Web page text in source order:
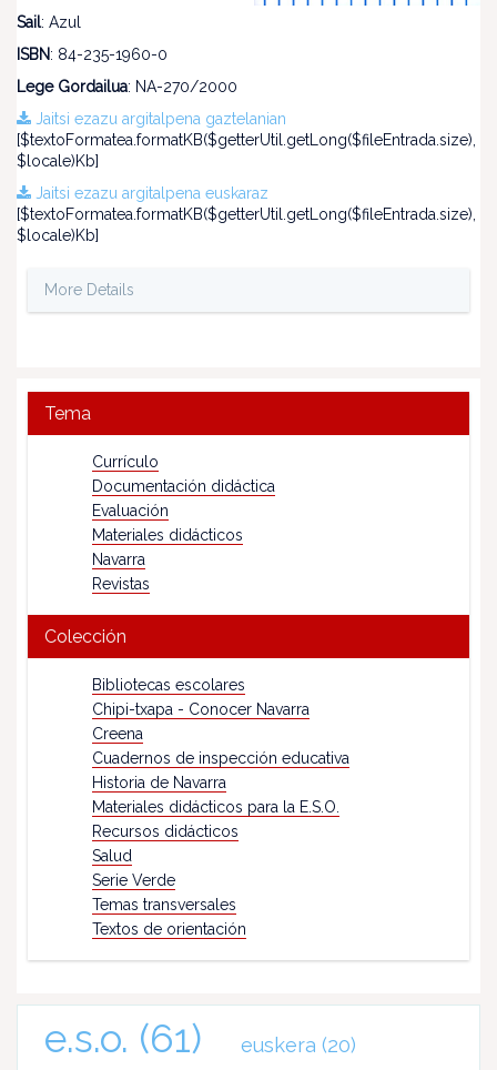
Sail: Azul
ISBN: 84-235-1960-0
Lege Gordailua: NA-270/2000
Jaitsi ezazu argitalpena gaztelanian
[$textoFormatea.formatKB($getterUtil.getLong($fileEntrada.size),
$locale)Kb]
Jaitsi ezazu argitalpena euskaraz
[$textoFormatea.formatKB($getterUtil.getLong($fileEntrada.size),
$locale)Kb]
More Details
Tema
Currículo
Documentación didáctica
Evaluación
Materiales didácticos
Navarra
Revistas
Colección
Bibliotecas escolares
Chipi-txapa - Conocer Navarra
Creena
Cuadernos de inspección educativa
Historia de Navarra
Materiales didácticos para la E.S.O.
Recursos didácticos
Salud
Serie Verde
Temas transversales
Textos de orientación
e.s.o. (61) euskera (20)